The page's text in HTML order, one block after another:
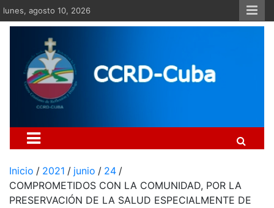
Saltar
al
lunes, agosto 10, 2026
Inicio 2021 junio
24
COMPROMETIDOS CON LA COMUNIDAD, POR LA
PRESERVACIÓN DE LA SALUD ESPECIALMENTE DE